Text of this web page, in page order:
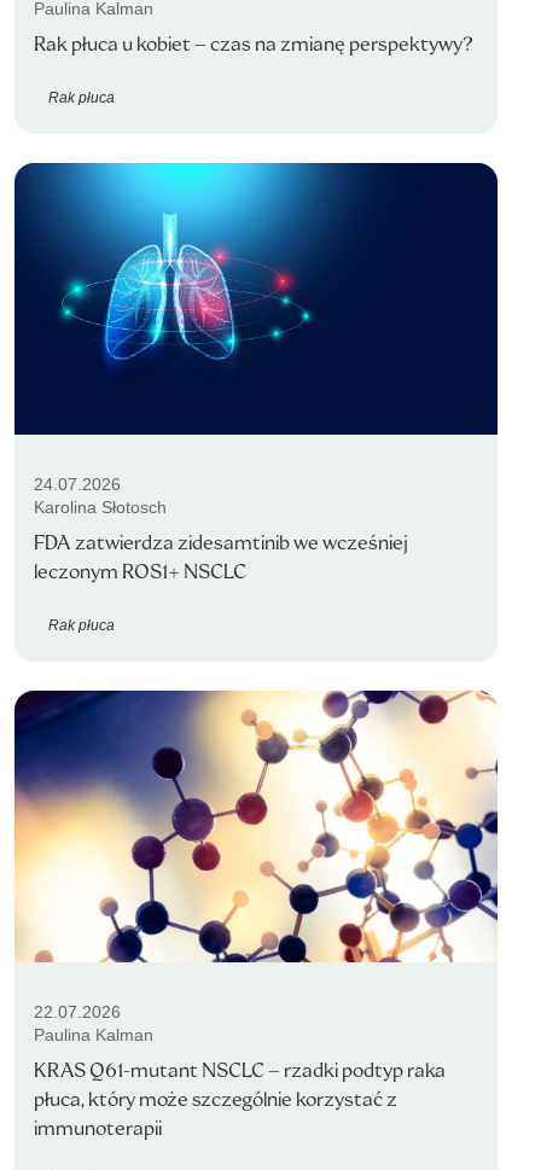
Paulina Kalman
Rak płuca u kobiet – czas na zmianę perspektywy?
Rak płuca
24.07.2026
Karolina Słotosch
FDA zatwierdza zidesamtinib we wcześniej
leczonym ROS1+ NSCLC
Rak płuca
22.07.2026
Paulina Kalman
KRAS Q61-mutant NSCLC – rzadki podtyp raka
płuca, który może szczególnie korzystać z
immunoterapii